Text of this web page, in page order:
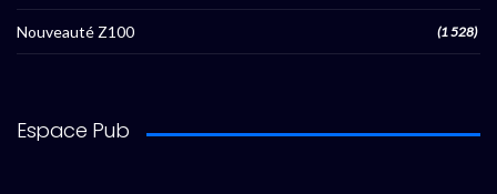
Nouveauté Z100 (1 528)
Espace Pub